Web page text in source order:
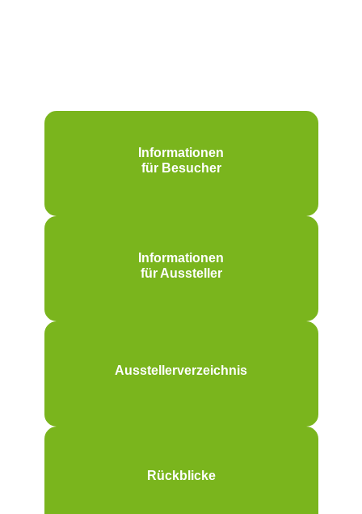
Informationen
für Besucher
Informationen
für Aussteller
Ausstellerverzeichnis
Rückblicke